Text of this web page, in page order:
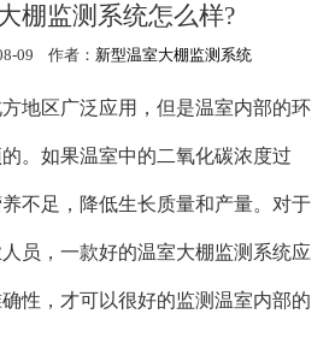
棚监测系统怎么样?
09 作者： 新型温室大棚监测系统
地区广泛应用，但是温室内部的环
。如果温室中的二氧化碳浓度过
不足，降低生长质量和产量。对于
员，一款好的温室大棚监测系统应
性，才可以很好的监测温室内部的